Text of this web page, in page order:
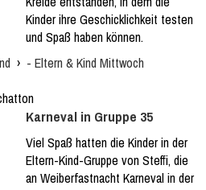
Kinder ihre Geschicklichkeit testen
und Spaß haben können.
› - Eltern & Kind Mittwoch
Karneval in Gruppe 35
Viel Spaß hatten die Kinder in der
Eltern-Kind-Gruppe von Steffi, die
an Weiberfastnacht Karneval in der